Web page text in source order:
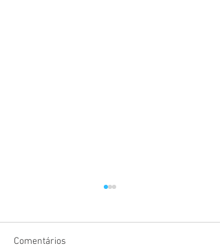
Comentários